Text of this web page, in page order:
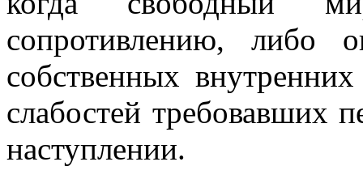
сопротивлению, либо
собственных
слабостей требовавших
наступлении.